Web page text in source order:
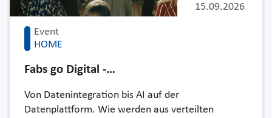
Event
HOME
15.09.2026
Fabs go Digital -…
Von Datenintegration bis AI auf der
Datenplattform. Wie werden aus verteilten